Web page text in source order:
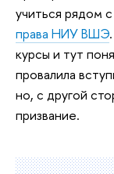
учиться рядом
права НИУ ВШЭ
курсы и тут
провалила
но, с другой
призвание.